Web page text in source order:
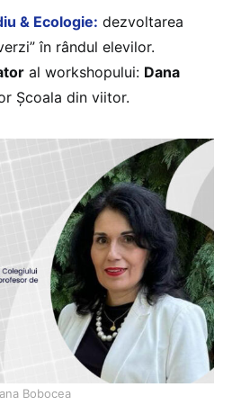
& Ecologie: dezvoltarea
în rândul elevilor.
al workshopului: Dana
Școala din viitor.
Bobocea